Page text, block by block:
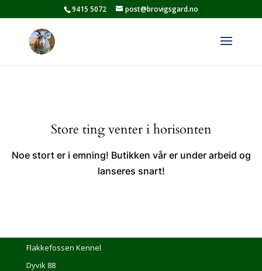
9415 5072 post@brovigsgard.no
Store ting venter i horisonten
Noe stort er i emning! Butikken vår er under arbeid og
lanseres snart!
Flakkefossen Kennel
Dyvik 88